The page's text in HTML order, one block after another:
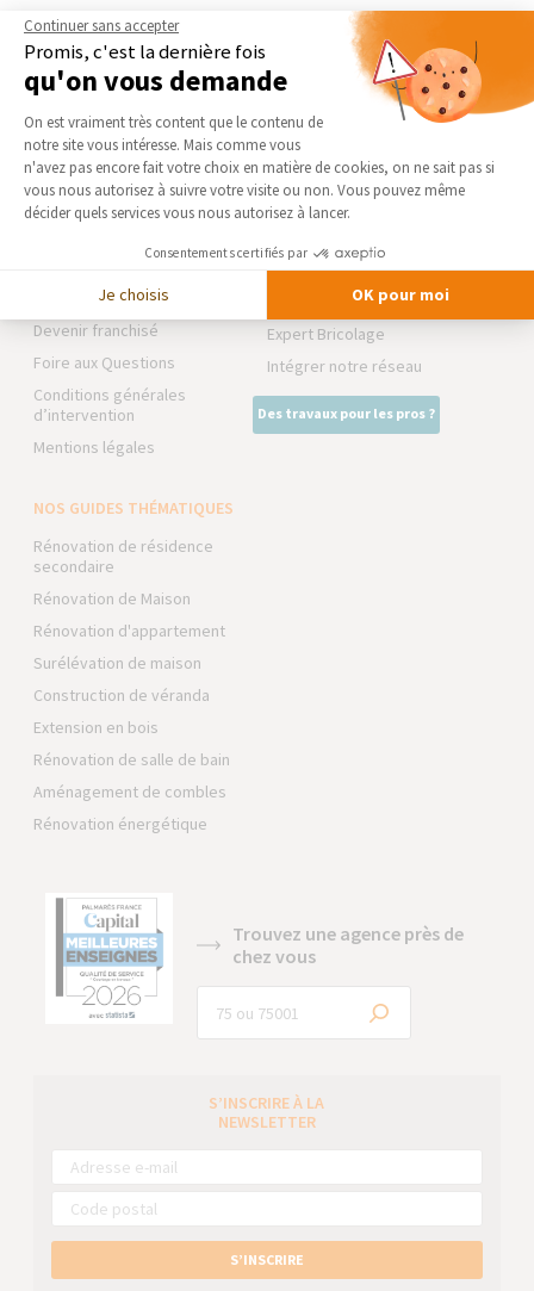
LA MAISON DES TRAVAUX
PERPIGNAN - RÉNOVATION &
EXTENSION
Qui sommes-nous
Actualités
Trouver une agence
Devenir franchisé
Foire aux Questions
Conditions générales
d’intervention
Mentions légales
NOS DOMAINES
D’INTERVENTION
EXTENSION
RÉNOVATION INTÉRIEURE
TRAVAUX EXTÉRIEURS
NOS PARTENAIRES
La Maison des Architectes
Expert Bricolage
Intégrer notre réseau
Des travaux pour les pros ?
NOS GUIDES THÉMATIQUES
Rénovation de résidence
secondaire
Rénovation de Maison
Rénovation d'appartement
Surélévation de maison
Construction de véranda
Extension en bois
Rénovation de salle de bain
Aménagement de combles
Rénovation énergétique
Trouvez une agence près de
chez vous
S’INSCRIRE À LA
NEWSLETTER
S’INSCRIRE
Continuer sans accepter
Promis, c'est la dernière fois
qu'on vous demande
Plateforme de Gestion du
On est vraiment très content que le contenu de
notre site vous intéresse. Mais comme vous
n'avez pas encore fait votre choix en matière de cookies, on ne sait pas si
vous nous autorisez à suivre votre visite ou non. Vous pouvez même
décider quels services vous nous autorisez à lancer.
Consentements certifiés par
Je choisis OK pour moi
Axeptio consent